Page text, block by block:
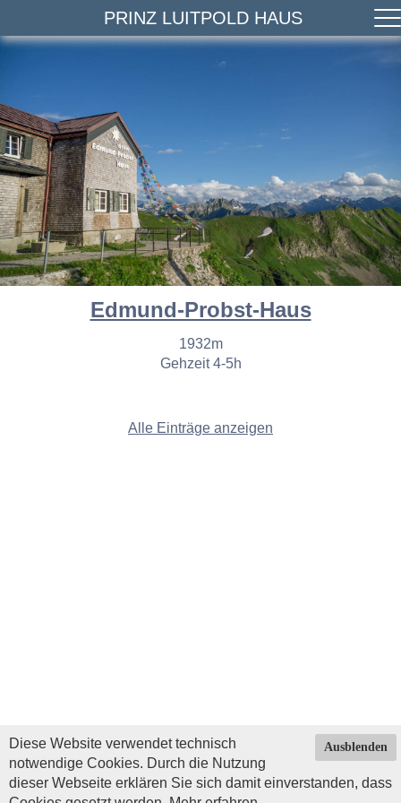
PRINZ LUITPOLD HAUS
Edmund-Probst-Haus
1932m
Gehzeit 4-5h
Alle Einträge anzeigen
Ausblenden
Diese Website verwendet technisch
notwendige Cookies. Durch die Nutzung
dieser Webseite erklären Sie sich damit einverstanden, dass